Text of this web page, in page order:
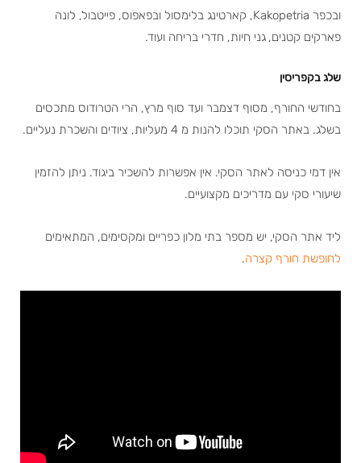
ובכפר Kakopetria, קארטינג בלימסול ובפאפוס, פייטבול, לונה
פארקים קטנים, גני חיות, חדרי בריחה ועוד.
שלג בקפריסין
בחודשי החורף, מסוף דצמבר ועד סוף מרץ, הרי הטרודוס מתכסים
בשלג. באתר הסקי תוכלו להנות מ 4 מעליות, ציודים והשכרת נעליים.
אין דמי כניסה לאתר הסקי. אין אפשרות להשכיר ביגוד. ניתן להזמין
שיעורי סקי עם מדריכים מקצועיים.
ליד אתר הסקי, יש מספר בתי מלון כפריים ומקסימים, המתאימים
לחופשת חורף קצרה.